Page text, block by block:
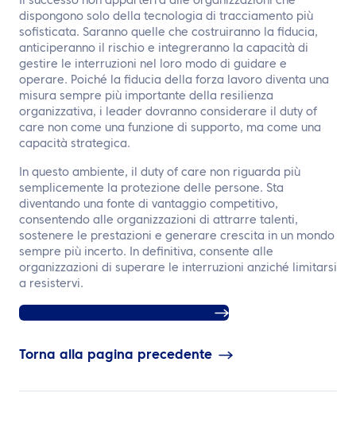
dispongono solo della tecnologia di tracciamento più
sofisticata. Saranno quelle che costruiranno la fiducia,
anticiperanno il rischio e integreranno la capacità di
gestire le interruzioni nel loro modo di guidare e
operare. Poiché la fiducia della forza lavoro diventa una
misura sempre più importante della resilienza
organizzativa, i leader dovranno considerare il duty of
care non come una funzione di supporto, ma come una
capacità strategica.
In questo ambiente, il duty of care non riguarda più
semplicemente la protezione delle persone. Sta
diventando una fonte di vantaggio competitivo,
consentendo alle organizzazioni di attrarre talenti,
sostenere le prestazioni e generare crescita in un mondo
sempre più incerto. In definitiva, consente alle
organizzazioni di superare le interruzioni anziché limitarsi
a resistervi.
Torna alla pagina precedente